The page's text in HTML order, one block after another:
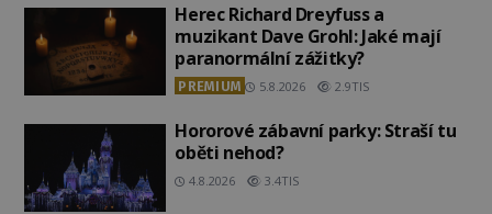
Herec Richard Dreyfuss a
muzikant Dave Grohl: Jaké mají
paranormální zážitky?
PREMIUM 5.8.2026 2.9TIS
Hororové zábavní parky: Straší tu
oběti nehod?
4.8.2026 3.4TIS